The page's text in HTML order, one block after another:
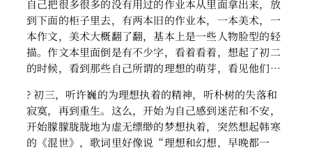
自己把很多很多的没有用过的作业本从里面拿出来，放
到下面的柜子里去，有两本旧的作业本，一本美术，一
本作文，美术大概翻了翻，基本上是一些人物脸型的轻
描。作文本里面倒是有不少字，看着看着，想起了初二
的时候，看到那些自己所谓的理想的萌芽，看见他们…
? 初三，听许巍的为理想执着的精神，听朴树的失落和
寂寞，再到重生。这么，开始为自己感到迷茫和不安，
开始朦朦胧胧地为虚无缥缈的梦想执着，突然想起韩寒
的《混世》，歌词里好像说“理想和幻想，早晚都一